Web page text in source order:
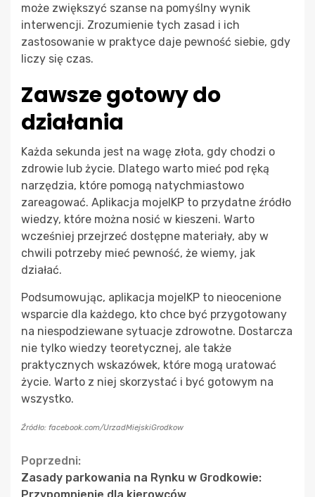
może zwiększyć szanse na pomyślny wynik
interwencji. Zrozumienie tych zasad i ich
zastosowanie w praktyce daje pewność siebie, gdy
liczy się czas.
Zawsze gotowy do
działania
Każda sekunda jest na wagę złota, gdy chodzi o
zdrowie lub życie. Dlatego warto mieć pod ręką
narzędzia, które pomogą natychmiastowo
zareagować. Aplikacja mojeIKP to przydatne źródło
wiedzy, które można nosić w kieszeni. Warto
wcześniej przejrzeć dostępne materiały, aby w
chwili potrzeby mieć pewność, że wiemy, jak
działać.
Podsumowując, aplikacja mojeIKP to nieocenione
wsparcie dla każdego, kto chce być przygotowany
na niespodziewane sytuacje zdrowotne. Dostarcza
nie tylko wiedzy teoretycznej, ale także
praktycznych wskazówek, które mogą uratować
życie. Warto z niej skorzystać i być gotowym na
wszystko.
Źródło: facebook.com/UrzadMiejskiGrodkow
Continue
Poprzedni:
Zasady parkowania na Rynku w Grodkowie:
Przypomnienie dla kierowców